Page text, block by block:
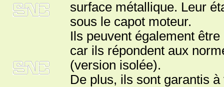
surface métallique. Leur
sous le capot moteur.
Ils peuvent également
car ils répondent aux
(version isolée).
De plus, ils sont garantis à